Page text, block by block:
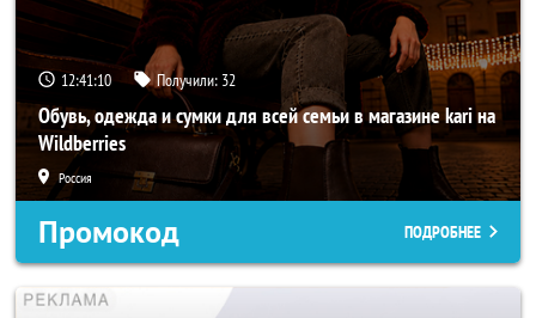
12:41:08 Получили: 32
Обувь, одежда и сумки для всей семьи в магазине kari на
Wildberries
Россия
Промокод ПОДРОБНЕЕ